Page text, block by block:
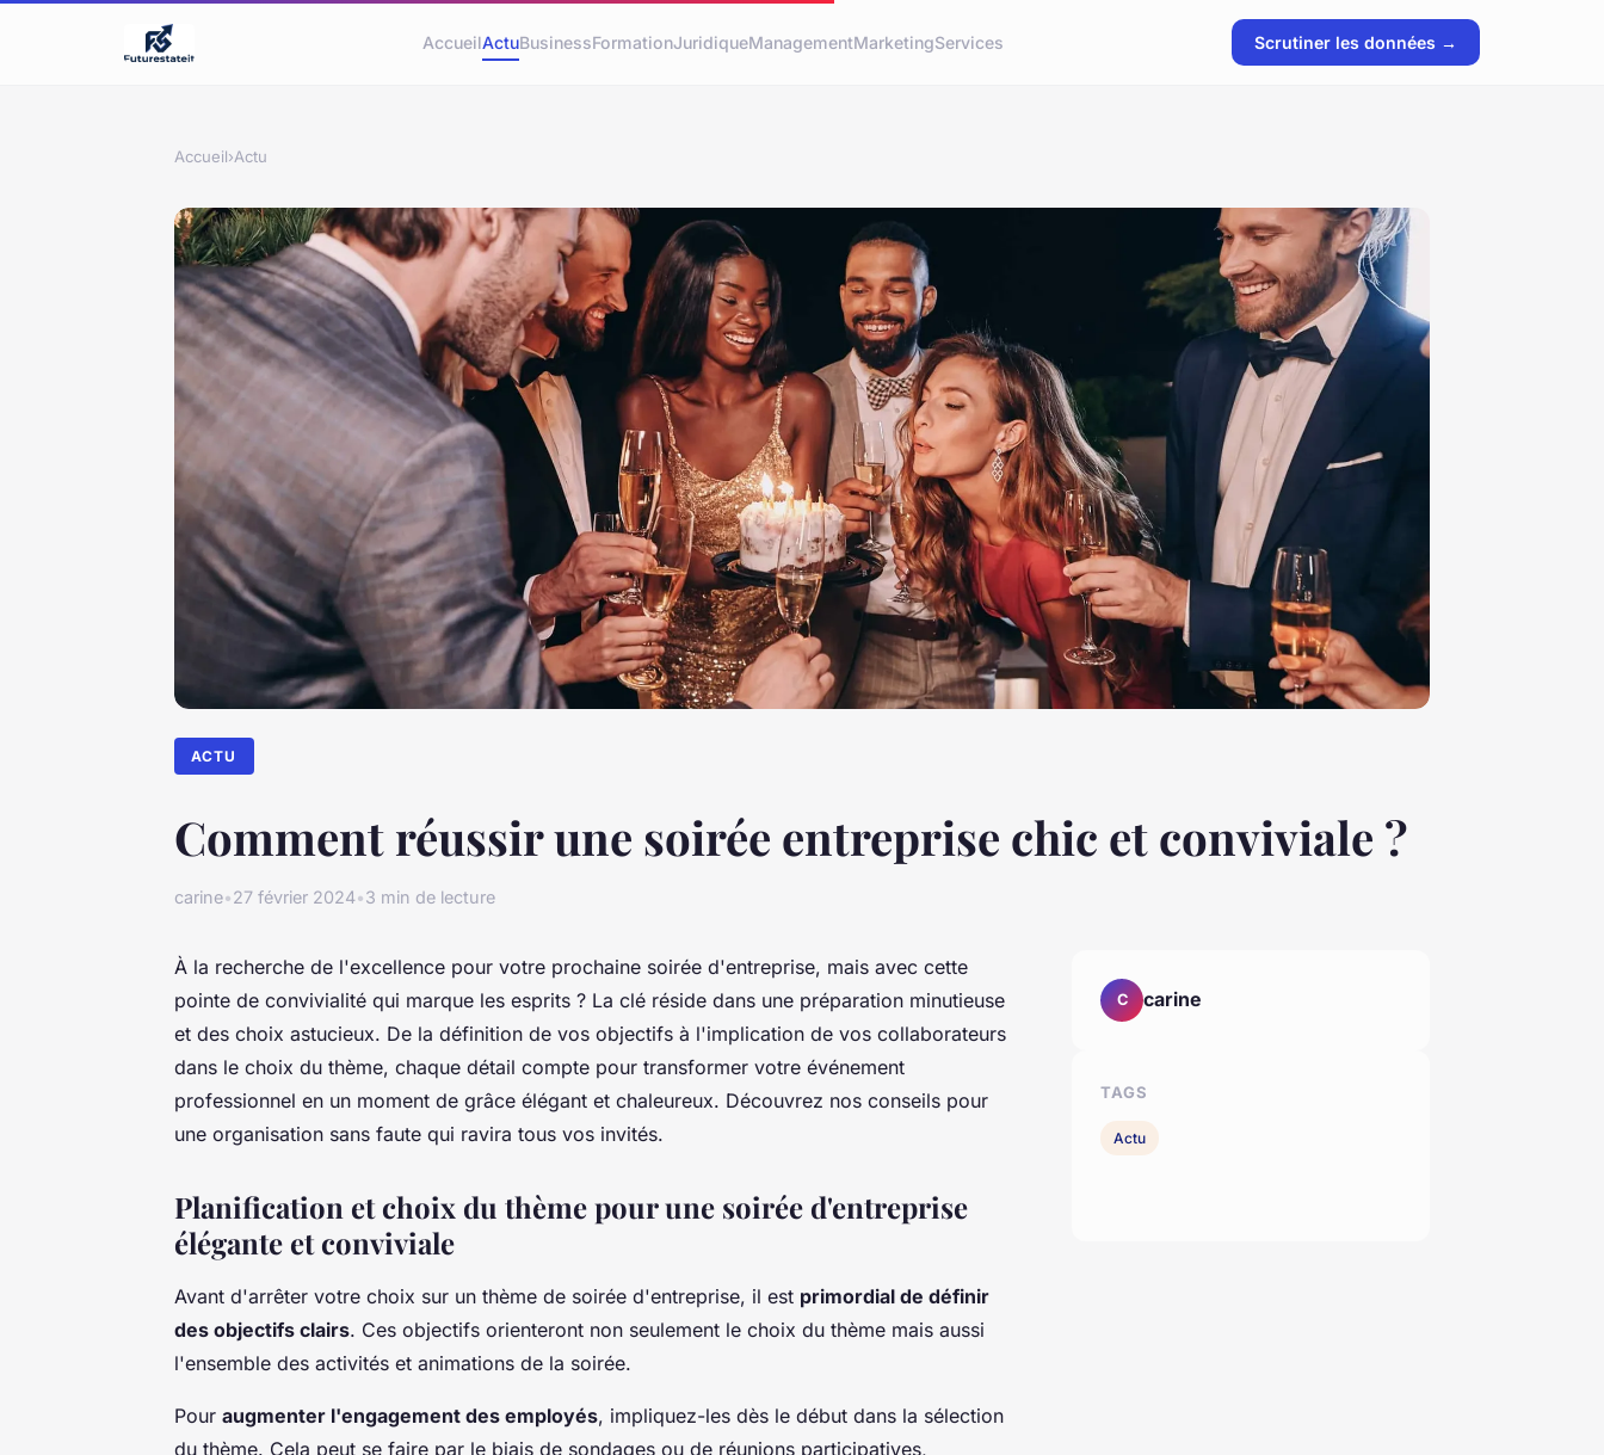
AccueilActuBusinessFormationJuridiqueManagementMarketingServices Scrutiner les données →
Accueil›Actu
ACTU
Comment réussir une soirée entreprise chic et conviviale ?
carine•27 février 2024•3 min de lecture
À la recherche de l'excellence pour votre prochaine soirée d'entreprise, mais avec cette
pointe de convivialité qui marque les esprits ? La clé réside dans une préparation minutieuse
et des choix astucieux. De la définition de vos objectifs à l'implication de vos collaborateurs
dans le choix du thème, chaque détail compte pour transformer votre événement
professionnel en un moment de grâce élégant et chaleureux. Découvrez nos conseils pour
une organisation sans faute qui ravira tous vos invités.
Planification et choix du thème pour une soirée d'entreprise
élégante et conviviale
Avant d'arrêter votre choix sur un thème de soirée d'entreprise, il est primordial de définir
des objectifs clairs. Ces objectifs orienteront non seulement le choix du thème mais aussi
l'ensemble des activités et animations de la soirée.
Pour augmenter l'engagement des employés, impliquez-les dès le début dans la sélection
du thème. Cela peut se faire par le biais de sondages ou de réunions participatives,
C carine
TAGS
Actu